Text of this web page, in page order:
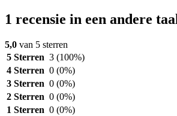
1 recensie in een andere taal
5,0 van 5 sterren
5 Sterren 3 (100%)
4 Sterren 0 (0%)
3 Sterren 0 (0%)
2 Sterren 0 (0%)
1 Sterren 0 (0%)